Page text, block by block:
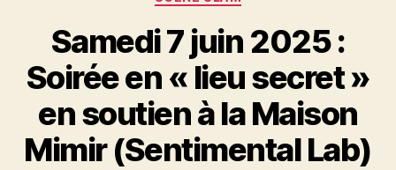
Samedi 7 juin 2025 :
Soirée en « lieu secret »
en soutien à la Maison
Mimir (Sentimental Lab)